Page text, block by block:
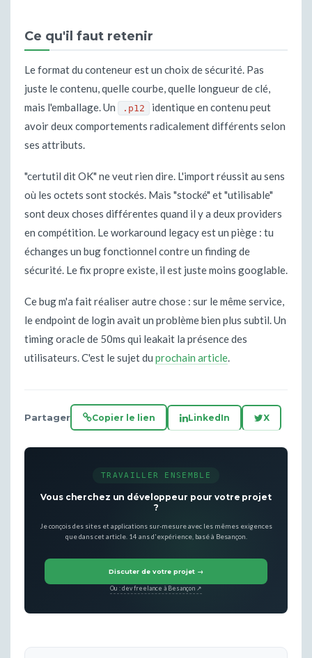
Ce qu'il faut retenir
Le format du conteneur est un choix de sécurité. Pas
juste le contenu, quelle courbe, quelle longueur de clé,
mais l'emballage. Un
.p12
identique en contenu peut
avoir deux comportements radicalement différents selon
ses attributs.
"certutil dit OK" ne veut rien dire. L'import réussit au sens
où les octets sont stockés. Mais "stocké" et "utilisable"
sont deux choses différentes quand il y a deux providers
en compétition. Le workaround legacy est un piège : tu
échanges un bug fonctionnel contre un finding de
sécurité. Le fix propre existe, il est juste moins googlable.
Ce bug m'a fait réaliser autre chose : sur le même service,
le endpoint de login avait un problème bien plus subtil. Un
timing oracle de 50ms qui leakait la présence des
utilisateurs. C'est le sujet du prochain article.
Partager Copier le lien LinkedIn X
TRAVAILLER ENSEMBLE
Vous cherchez un développeur pour votre projet
?
Je conçois des sites et applications sur-mesure avec les mêmes exigences
que dans cet article. 14 ans d'expérience, basé à Besançon.
Discuter de votre projet →
Ou : dev freelance à Besançon ↗